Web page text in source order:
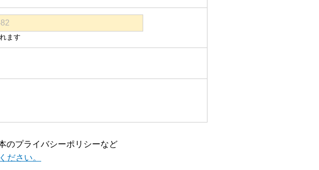
ます
のプライバシーポリシーなど
ださい。